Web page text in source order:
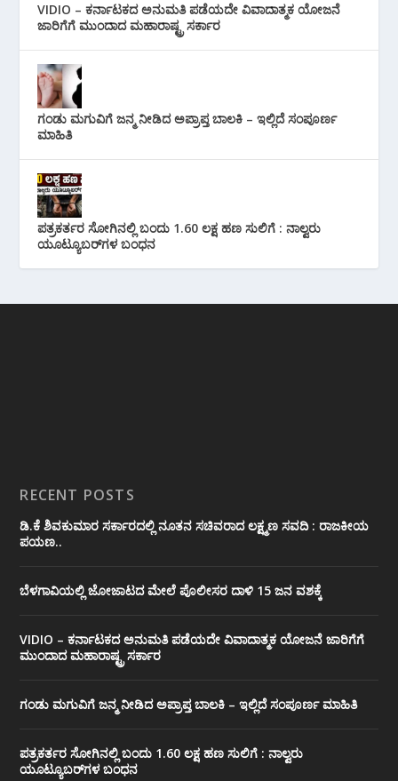
VIDIO – ಕರ್ನಾಟಕದ ಅನುಮತಿ ಪಡೆಯದೇ ವಿವಾದಾತ್ಮಕ ಯೋಜನೆ
ಜಾರಿಗೆಗೆ ಮುಂದಾದ ಮಹಾರಾಷ್ಟ್ರ ಸರ್ಕಾರ
ಗಂಡು ಮಗುವಿಗೆ ಜನ್ಮ ನೀಡಿದ ಅಪ್ರಾಪ್ತ ಬಾಲಕಿ – ಇಲ್ಲಿದೆ ಸಂಪೂರ್ಣ
ಮಾಹಿತಿ
ಪತ್ರಕರ್ತರ ಸೋಗಿನಲ್ಲಿ ಬಂದು 1.60 ಲಕ್ಷ ಹಣ ಸುಲಿಗೆ : ನಾಲ್ವರು
ಯೂಟ್ಯೂಬರ್‌ಗಳ ಬಂಧನ
RECENT POSTS
ಡಿ.ಕೆ ಶಿವಕುಮಾರ ಸರ್ಕಾರದಲ್ಲಿ ನೂತನ ಸಚಿವರಾದ ಲಕ್ಷ್ಮಣ ಸವದಿ : ರಾಜಕೀಯ
ಪಯಣ..
ಬೆಳಗಾವಿಯಲ್ಲಿ ಜೋಜಾಟದ ಮೇಲೆ ಪೊಲೀಸರ ದಾಳಿ 15 ಜನ ವಶಕ್ಕೆ
VIDIO – ಕರ್ನಾಟಕದ ಅನುಮತಿ ಪಡೆಯದೇ ವಿವಾದಾತ್ಮಕ ಯೋಜನೆ ಜಾರಿಗೆಗೆ
ಮುಂದಾದ ಮಹಾರಾಷ್ಟ್ರ ಸರ್ಕಾರ
ಗಂಡು ಮಗುವಿಗೆ ಜನ್ಮ ನೀಡಿದ ಅಪ್ರಾಪ್ತ ಬಾಲಕಿ – ಇಲ್ಲಿದೆ ಸಂಪೂರ್ಣ ಮಾಹಿತಿ
ಪತ್ರಕರ್ತರ ಸೋಗಿನಲ್ಲಿ ಬಂದು 1.60 ಲಕ್ಷ ಹಣ ಸುಲಿಗೆ : ನಾಲ್ವರು
ಯೂಟ್ಯೂಬರ್‌ಗಳ ಬಂಧನ